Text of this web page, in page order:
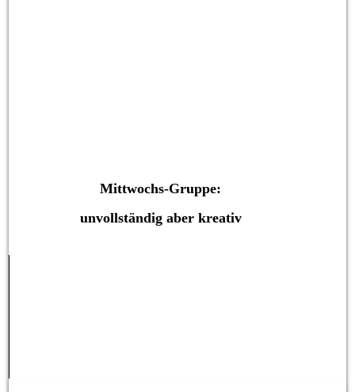
Mittwochs-Gruppe:
unvollständig aber kreativ